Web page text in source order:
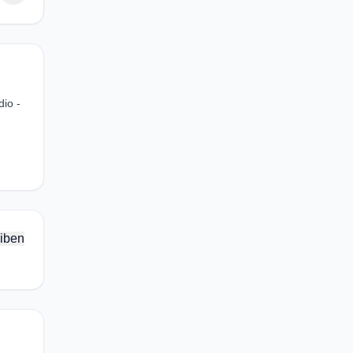
-